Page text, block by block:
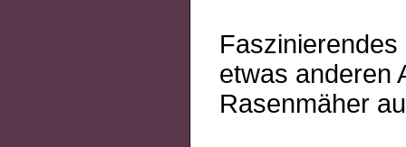
etwas anderen
Rasenmäher